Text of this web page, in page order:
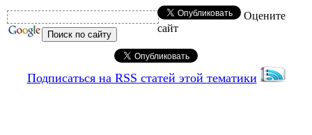
Оцените
сайт
Подписаться на RSS статей этой тематики